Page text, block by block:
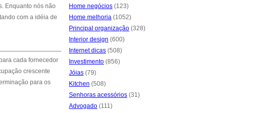
Enquanto nós não
com a idéia de
cada fornecedor
crescente
para os
Home negócios (123)
Home melhoria (1052)
Principal organização (328)
Interior design (600)
Internet dicas (508)
Investimento (856)
Jóias (79)
Kitchen (508)
Senhoras acessórios (31)
Advogado (111)